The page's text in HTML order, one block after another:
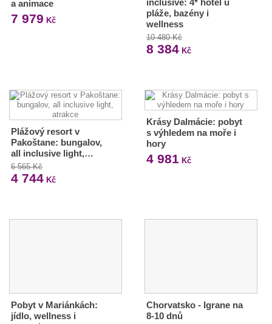
a animace
7 979 Kč
inclusive: 4* hotel u
pláže, bazény i
wellness
10 480 Kč
8 384Kč
Plážový resort v
Pakoštane: bungalov,
all inclusive light,…
6 565 Kč
4 744 Kč
Krásy Dalmácie: pobyt
s výhledem na moře i
hory
4 981 Kč
Pobyt v Mariánkách:
jídlo, wellness i
Chorvatsko - Igrane na
8-10 dnů